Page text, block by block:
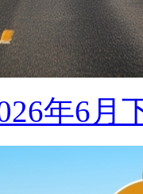
年6月